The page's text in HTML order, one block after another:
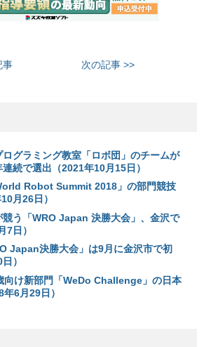
事 次の記事 >>
グラミング教室「ロボ団」のチームが
続で選出（2021年10月15日）
Robot Summit 2018」の部門競技
月26日）
う「WRO Japan 決勝大会」、金沢で
7日）
Japan決勝大会」は9月に金沢市で初
）
向け新部門「WeDo Challenge」の日本
6月29日）